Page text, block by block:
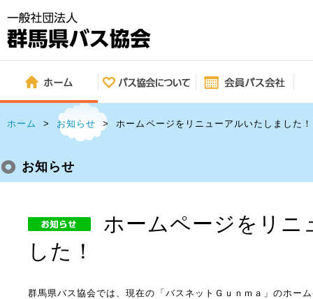
ホーム > お知らせ > ホームページをリニューアルいたしました！
お知らせ
ホームページをリニ
した！
群馬県バス協会では、現在の「バスネットＧｕｎｍａ」のホー